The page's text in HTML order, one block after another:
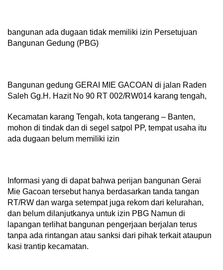
bangunan ada dugaan tidak memiliki izin Persetujuan
Bangunan Gedung (PBG)
Bangunan gedung GERAI MIE GACOAN di jalan Raden
Saleh Gg.H. Hazit No 90 RT 002/RW014 karang tengah,
Kecamatan karang Tengah, kota tangerang – Banten,
mohon di tindak dan di segel satpol PP, tempat usaha itu
ada dugaan belum memiliki izin
Informasi yang di dapat bahwa perijan bangunan Gerai
Mie Gacoan tersebut hanya berdasarkan tanda tangan
RT/RW dan warga setempat juga rekom dari kelurahan,
dan belum dilanjutkanya untuk izin PBG Namun di
lapangan terlihat bangunan pengerjaan berjalan terus
tanpa ada rintangan atau sanksi dari pihak terkait ataupun
kasi trantip kecamatan.